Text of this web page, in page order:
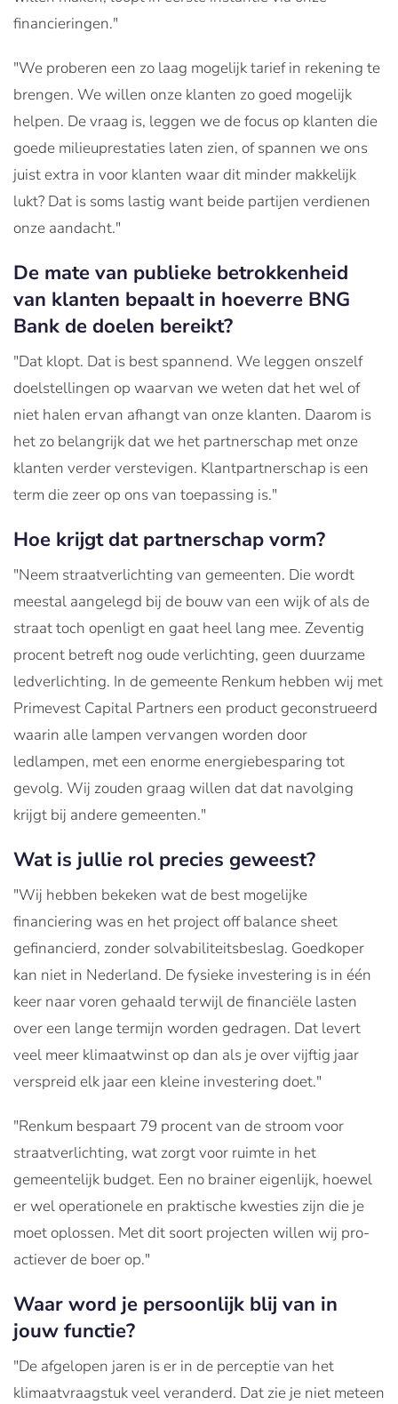
financieringen."
"We proberen een zo laag mogelijk tarief in rekening te
brengen. We willen onze klanten zo goed mogelijk
helpen. De vraag is, leggen we de focus op klanten die
goede milieuprestaties laten zien, of spannen we ons
juist extra in voor klanten waar dit minder makkelijk
lukt? Dat is soms lastig want beide partijen verdienen
onze aandacht."
De mate van publieke betrokkenheid
van klanten bepaalt in hoeverre BNG
Bank de doelen bereikt?
"Dat klopt. Dat is best spannend. We leggen onszelf
doelstellingen op waarvan we weten dat het wel of
niet halen ervan afhangt van onze klanten. Daarom is
het zo belangrijk dat we het partnerschap met onze
klanten verder verstevigen. Klantpartnerschap is een
term die zeer op ons van toepassing is."
Hoe krijgt dat partnerschap vorm?
"Neem straatverlichting van gemeenten. Die wordt
meestal aangelegd bij de bouw van een wijk of als de
straat toch openligt en gaat heel lang mee. Zeventig
procent betreft nog oude verlichting, geen duurzame
ledverlichting. In de gemeente Renkum hebben wij met
Primevest Capital Partners een product geconstrueerd
waarin alle lampen vervangen worden door
ledlampen, met een enorme energiebesparing tot
gevolg. Wij zouden graag willen dat dat navolging
krijgt bij andere gemeenten."
Wat is jullie rol precies geweest?
"Wij hebben bekeken wat de best mogelijke
financiering was en het project off balance sheet
gefinancierd, zonder solvabiliteitsbeslag. Goedkoper
kan niet in Nederland. De fysieke investering is in één
keer naar voren gehaald terwijl de financiële lasten
over een lange termijn worden gedragen. Dat levert
veel meer klimaatwinst op dan als je over vijftig jaar
verspreid elk jaar een kleine investering doet."
"Renkum bespaart 79 procent van de stroom voor
straatverlichting, wat zorgt voor ruimte in het
gemeentelijk budget. Een no brainer eigenlijk, hoewel
er wel operationele en praktische kwesties zijn die je
moet oplossen. Met dit soort projecten willen wij pro-
actiever de boer op."
Waar word je persoonlijk blij van in
jouw functie?
"De afgelopen jaren is er in de perceptie van het
klimaatvraagstuk veel veranderd. Dat zie je niet meteen